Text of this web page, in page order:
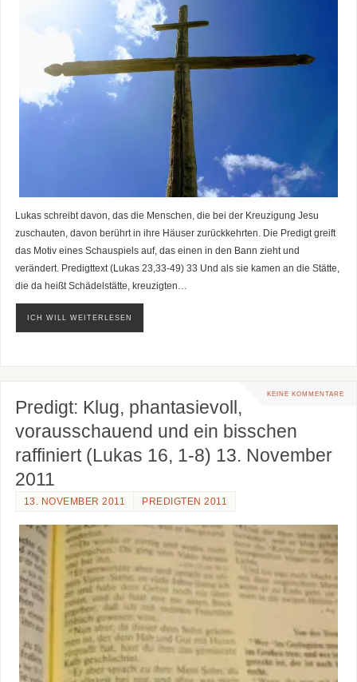
Lukas schreibt davon, das die Menschen, die bei der Kreuzigung Jesu
zuschauten, davon berührt in ihre Häuser zurückkehrten. Die Predigt greift
das Motiv eines Schauspiels auf, das einen in den Bann zieht und
verändert. Predigttext (Lukas 23,33-49) 33 Und als sie kamen an die Stätte,
die da heißt Schädelstätte, kreuzigten…
ICH WILL WEITERLESEN
KEINE KOMMENTARE
Predigt: Klug, phantasievoll,
vorausschauend und ein bisschen
raffiniert (Lukas 16, 1-8) 13. November
2011
13. NOVEMBER 2011 PREDIGTEN 2011